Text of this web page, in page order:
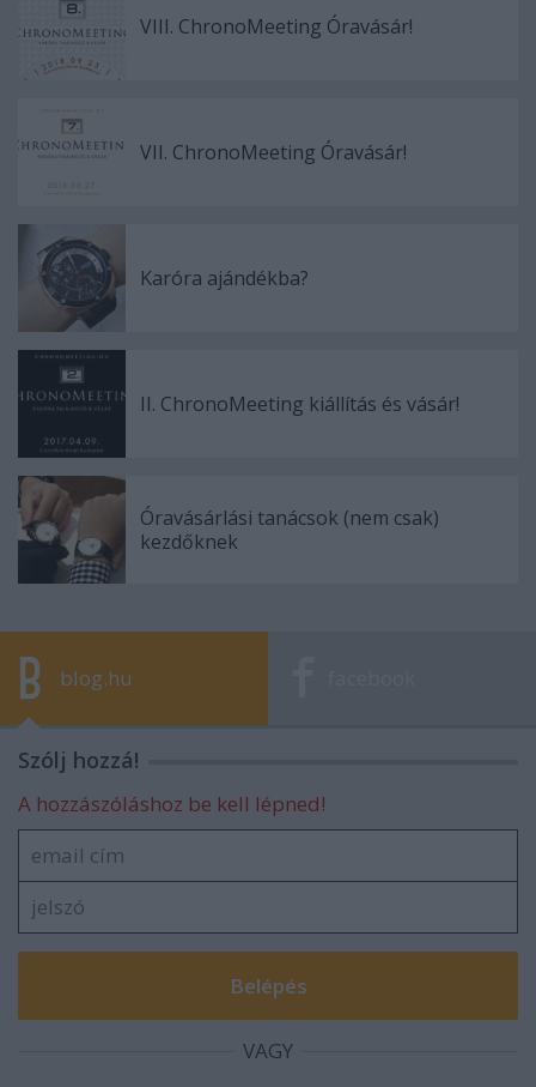
VIII. ChronoMeeting Óravásár!
VII. ChronoMeeting Óravásár!
Karóra ajándékba?
II. ChronoMeeting kiállítás és vásár!
Óravásárlási tanácsok (nem csak)
kezdőknek
blog.hu
Szólj hozzá!
A hozzászóláshoz be kell lépned!
VAGY